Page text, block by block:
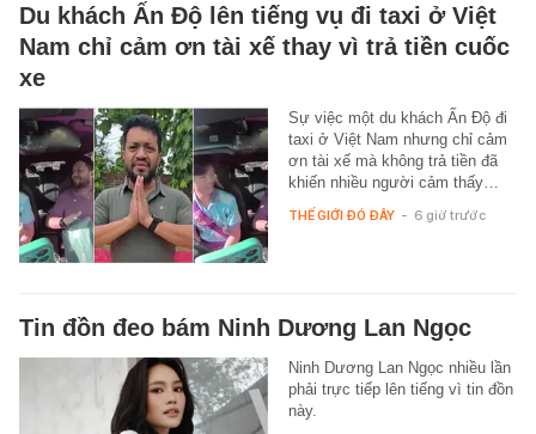
Du khách Ấn Độ lên tiếng vụ đi taxi ở Việt
Nam chỉ cảm ơn tài xế thay vì trả tiền cuốc
xe
Sự việc một du khách Ấn Độ đi
taxi ở Việt Nam nhưng chỉ cảm
ơn tài xế mà không trả tiền đã
khiến nhiều người cảm thấy…
THẾ GIỚI ĐÓ ĐÂY - 6 giờ trước
Tin đồn đeo bám Ninh Dương Lan Ngọc
Ninh Dương Lan Ngọc nhiều lần
phải trực tiếp lên tiếng vì tin đồn
này.